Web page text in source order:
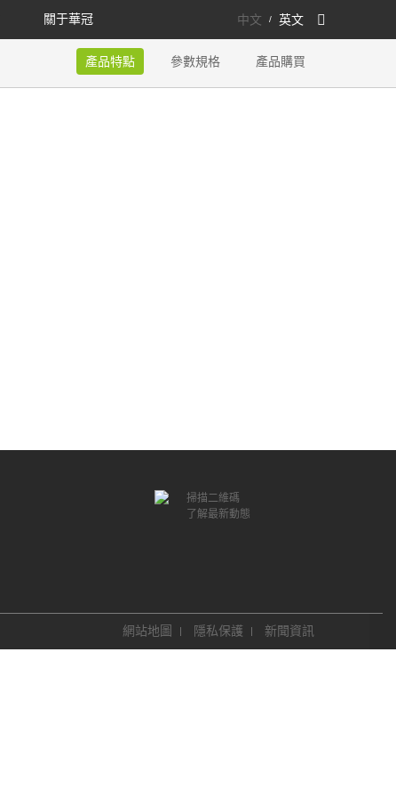
關于華冠 英文
/
中文
產品購買
參數規格
產品特點
掃描二維碼
了解最新動態
網站地圖 隱私保護
新聞資訊